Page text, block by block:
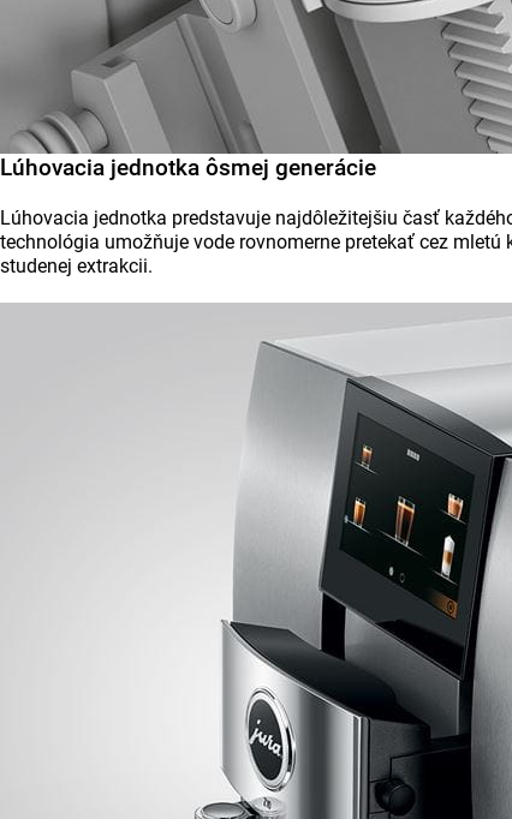
Lúhovacia jednotka ôsmej generácie
Lúhovacia jednotka predstavuje najdôležitejšiu časť
technológia umožňuje vode rovnomerne pretekať cez
studenej extrakcii.